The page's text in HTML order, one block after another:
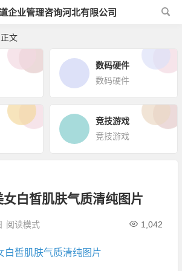
企业管理咨询河北有限公司
正文
数码硬件
数码硬件
竞技游戏
竞技游戏
白皙肌肤气质清纯图片
1,042
阅读模式